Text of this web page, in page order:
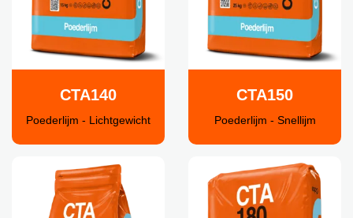
CTA140
Poederlijm - Lichtgewicht
CTA150
Poederlijm - Snellijm